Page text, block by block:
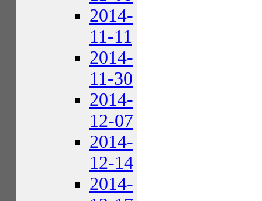
2014-
11-11
2014-
11-30
2014-
12-07
2014-
12-14
2014-